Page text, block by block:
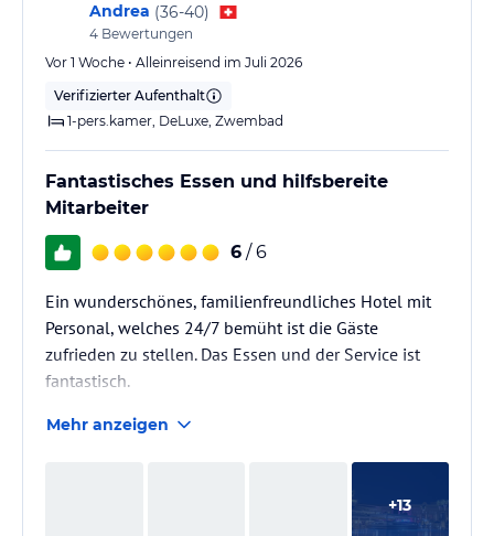
Andrea (36-40)
4 Bewertungen
Vor 1 Woche • Alleinreisend im Juli 2026
Verifizierter Aufenthalt
1-pers.kamer, DeLuxe, Zwembad
Fantastisches Essen und hilfsbereite
Mitarbeiter
6 / 6
Ein wunderschönes, familienfreundliches Hotel mit
Personal, welches 24/7 bemüht ist die Gäste
zufrieden zu stellen. Das Essen und der Service ist
fantastisch.
Mehr anzeigen
+13